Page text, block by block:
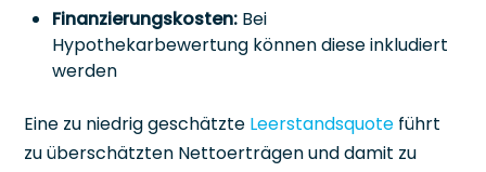
Finanzierungskosten: Bei
Hypothekarbewertung können diese inkludiert
werden
Eine zu niedrig geschätzte Leerstandsquote führt
zu überschätzten Nettoerträgen und damit zu